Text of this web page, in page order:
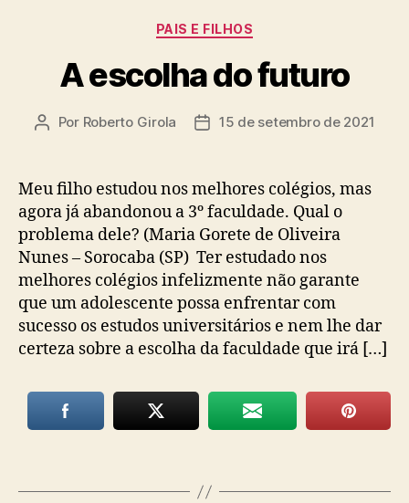
Categorias
PAIS E FILHOS
A escolha do futuro
Autor
Por Roberto Girola
Data15 de setembro de 2021
Meu filho estudou nos melhores colégios, mas
agora já abandonou a 3º faculdade. Qual o
problema dele? (Maria Gorete de Oliveira
Nunes – Sorocaba (SP) Ter estudado nos
melhores colégios infelizmente não garante
que um adolescente possa enfrentar com
sucesso os estudos universitários e nem lhe dar
certeza sobre a escolha da faculdade que irá […]